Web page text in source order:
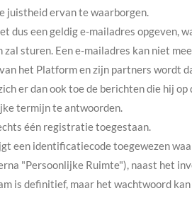
juistheid ervan te waarborgen.
dus een geldig e-mailadres opgeven,
zal sturen. Een e-mailadres kan niet
het Platform en zijn partners wordt
er dan ook toe de berichten die hij
termijn te antwoorden.
één registratie toegestaan.
een identificatiecode toegewezen
"Persoonlijke Ruimte"), naast het
is definitief, maar het wachtwoord